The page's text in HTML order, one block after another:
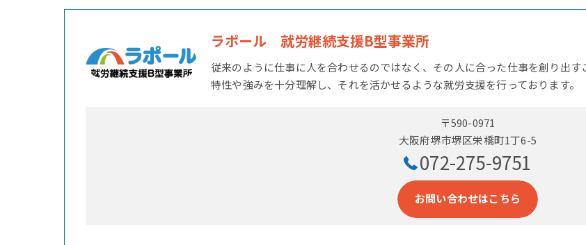
ラポール 就労継続支援B型事業所
従来のように仕事に人を合わせるのではなく、その人に合った仕事を創り出
特性や強みを十分理解し、それを活かせるような就労支援を行っております。
〒590-0971
大阪府堺市堺区栄橋町1丁6-5
072-275-9751
お問い合わせはこちら